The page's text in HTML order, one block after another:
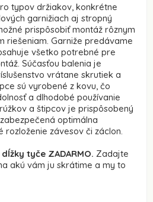
typov držiakov, konkrétne
garnižiach aj stropný
prispôsobiť montáž rôznym
riešeniam. Garniže predávame
všetko potrebné pre
Súčasťou balenia je
vrátane skrutiek a
sú vyrobené z kovu, čo
a dlhodobé používanie
a štipcov je prispôsobený
optimálna
závesov či záclon.
tyče ZADARMO. Zadajte
akú vám ju skrátime a my to